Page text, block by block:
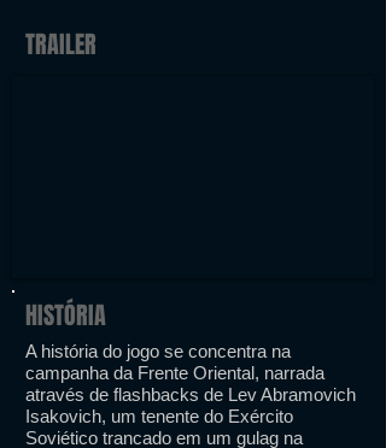
TRAILER
HISTÓRIA
A história do jogo se concentra na
campanha da Frente Oriental, narrada
através de flashbacks de Lev Abramovich
Isakovich, um tenente do Exército
Soviético trancado em um gulag na